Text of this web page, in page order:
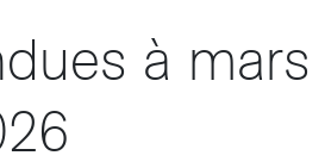
à mars